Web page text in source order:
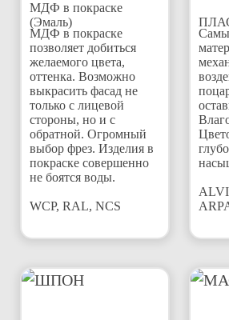
МДФ в покраске
(Эмаль)
МДФ в покраске
позволяет добиться
желаемого цвета,
оттенка. Возможно
выкрасить фасад не
только с лицевой
стороны, но и с
обратной. Огромный
выбор фрез. Изделия в
покраске совершенно
не боятся воды.
WCP, RAL, NCS